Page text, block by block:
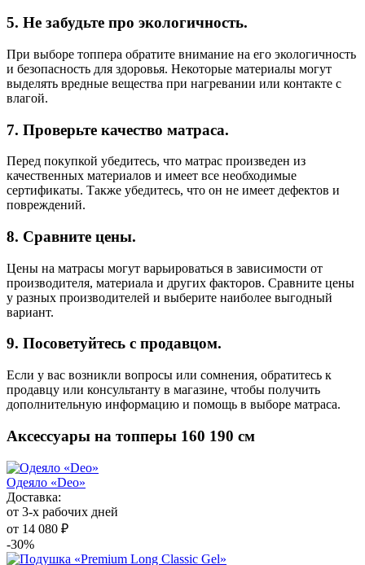
5. Не забудьте про экологичность.
При выборе топпера обратите внимание на его экологичность
и безопасность для здоровья. Некоторые материалы могут
выделять вредные вещества при нагревании или контакте с
влагой.
7. Проверьте качество матраса.
Перед покупкой убедитесь, что матрас произведен из
качественных материалов и имеет все необходимые
сертификаты. Также убедитесь, что он не имеет дефектов и
повреждений.
8. Сравните цены.
Цены на матрасы могут варьироваться в зависимости от
производителя, материала и других факторов. Сравните цены
у разных производителей и выберите наиболее выгодный
вариант.
9. Посоветуйтесь с продавцом.
Если у вас возникли вопросы или сомнения, обратитесь к
продавцу или консультанту в магазине, чтобы получить
дополнительную информацию и помощь в выборе матраса.
Аксессуары на топперы 160 190 см
Одеяло «Deo»
Доставка:
от 3-х рабочих дней
от 14 080 ₽
-30%